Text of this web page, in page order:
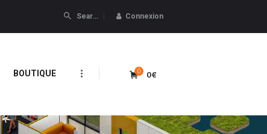
Connexion
BOUTIQUE 0€
0